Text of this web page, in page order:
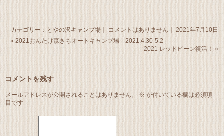
カテゴリー： とやの沢キャンプ場｜ コメントはありません ｜ 2021年7月10日
«2021おんたけ森きちオートキャンプ場 2021.4.30-5.2
2021 レッドビーン復活！ »
コメントを残す
メールアドレスが公開されることはありません。 ※ が付いている欄は必須項
目です